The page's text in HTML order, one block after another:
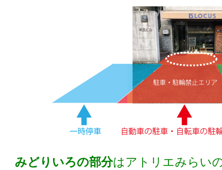
みどりいろの部分はアトリエみらい